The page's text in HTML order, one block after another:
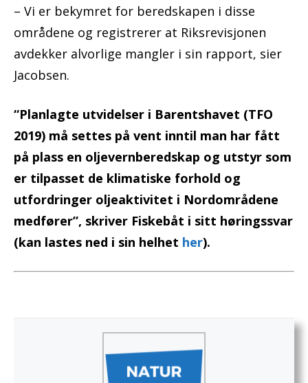
– Vi er bekymret for beredskapen i disse
områdene og registrerer at Riksrevisjonen
avdekker alvorlige mangler i sin rapport, sier
Jacobsen.
“Planlagte utvidelser i Barentshavet (TFO
2019) må settes på vent inntil man har fått
på plass en oljevernberedskap og utstyr som
er tilpasset de klimatiske forhold og
utfordringer oljeaktivitet i Nordområdene
medfører”, skriver Fiskebåt i sitt høringssvar
(kan lastes ned i sin helhet her).